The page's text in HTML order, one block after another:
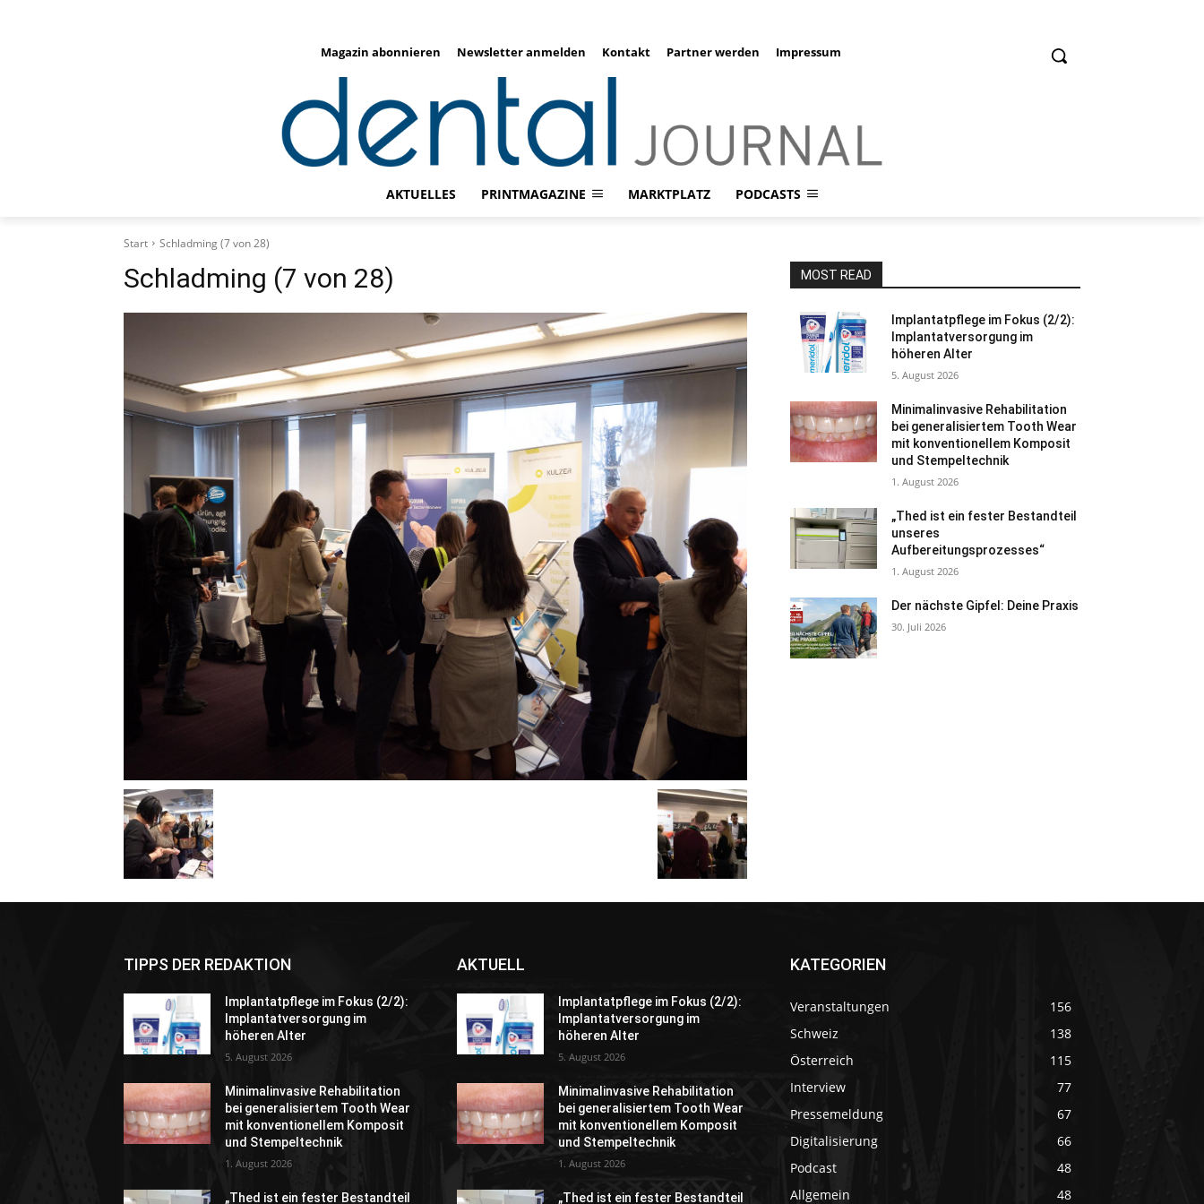
Magazin abonnieren Newsletter anmelden Kontakt Partner werden Impressum
AKTUELLES PRINTMAGAZINE MARKTPLATZ PODCASTS
Start Schladming (7 von 28)
Schladming (7 von 28) MOST READ
Implantatpflege im Fokus (2/2):
Implantatversorgung im
höheren Alter
5. August 2026
Minimalinvasive Rehabilitation
bei generalisiertem Tooth Wear
mit konventionellem Komposit
und Stempeltechnik
1. August 2026
„Thed ist ein fester Bestandteil
unseres
Aufbereitungsprozesses“
1. August 2026
Der nächste Gipfel: Deine Praxis
30. Juli 2026
TIPPS DER REDAKTION
Implantatpflege im Fokus (2/2):
Implantatversorgung im
höheren Alter
5. August 2026
Minimalinvasive Rehabilitation
bei generalisiertem Tooth Wear
mit konventionellem Komposit
und Stempeltechnik
1. August 2026
„Thed ist ein fester Bestandteil
AKTUELL
Implantatpflege im Fokus (2/2):
Implantatversorgung im
höheren Alter
5. August 2026
Minimalinvasive Rehabilitation
bei generalisiertem Tooth Wear
mit konventionellem Komposit
und Stempeltechnik
1. August 2026
„Thed ist ein fester Bestandteil
KATEGORIEN
Veranstaltungen
156
Schweiz
138
Österreich
115
Interview
77
Pressemeldung
67
Digitalisierung
66
Podcast
48
Allgemein
48